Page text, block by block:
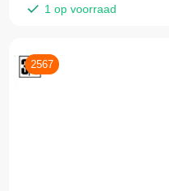
1 op voorraad
2567